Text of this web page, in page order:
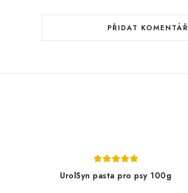
PŘIDAT KOMENTÁŘ
UrolSyn pasta pro psy 100g